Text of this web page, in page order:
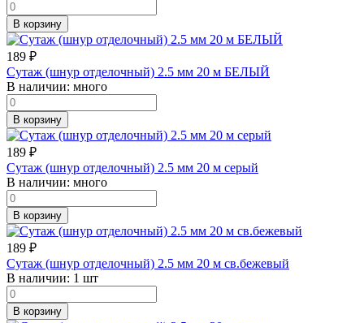
В корзину
189 ₽
Сутаж (шнур отделочный) 2.5 мм 20 м БЕЛЫЙ
В наличии: много
В корзину
189 ₽
Сутаж (шнур отделочный) 2.5 мм 20 м серый
В наличии: много
В корзину
189 ₽
Сутаж (шнур отделочный) 2.5 мм 20 м св.бежевый
В наличии: 1 шт
В корзину